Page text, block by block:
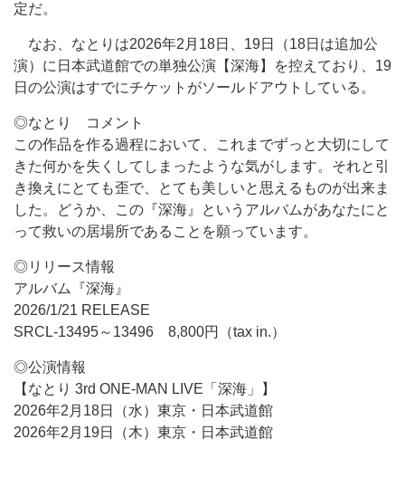
定だ。
なお、なとりは2026年2月18日、19日（18日は追加公
演）に日本武道館での単独公演【深海】を控えており、19
日の公演はすでにチケットがソールドアウトしている。
◎なとり コメント
この作品を作る過程において、これまでずっと大切にして
きた何かを失くしてしまったような気がします。それと引
き換えにとても歪で、とても美しいと思えるものが出来ま
した。どうか、この『深海』というアルバムがあなたにと
って救いの居場所であることを願っています。
◎リリース情報
アルバム『深海』
2026/1/21 RELEASE
SRCL-13495～13496 8,800円（tax in.）
◎公演情報
【なとり 3rd ONE-MAN LIVE「深海」】
2026年2月18日（水）東京・日本武道館
2026年2月19日（木）東京・日本武道館